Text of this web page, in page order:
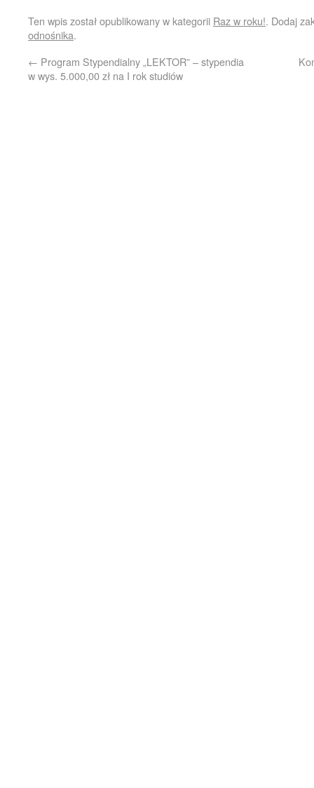
Ten wpis został opublikowany w kategorii Raz w roku!. Dodaj
odnośnika.
← Program Stypendialny „LEKTOR” – stypendia
w wys. 5.000,00 zł na I rok studiów